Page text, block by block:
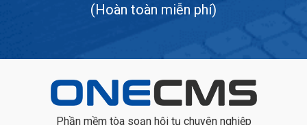
(Hoàn toàn miễn phí)
Phần mềm tòa soạn hội tụ chuyên nghiệp